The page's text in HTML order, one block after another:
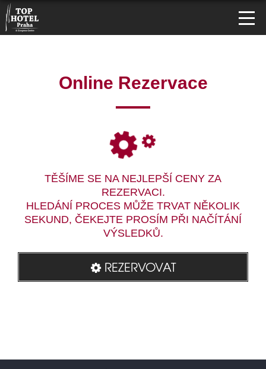
Online Rezervace
TĚŠÍME SE NA NEJLEPŠÍ CENY ZA
REZERVACI.
HLEDÁNÍ PROCES MŮŽE TRVAT NĚKOLIK
SEKUND, ČEKEJTE PROSÍM PŘI NAČÍTÁNÍ
VÝSLEDKŮ.
REZERVOVAT